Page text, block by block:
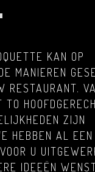
KAN OP
MANIEREN
RESTAURANT.
TO
ZIJN
HEBBEN AL EEN
U
IDEEËN